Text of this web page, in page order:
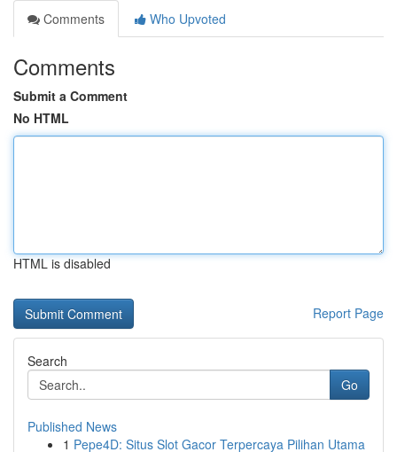
Comments
Who Upvoted
Comments
Submit a Comment
No HTML
HTML is disabled
Report Page
Search
Go
Published News
1 Pepe4D: Situs Slot Gacor Terpercaya Pilihan Utama